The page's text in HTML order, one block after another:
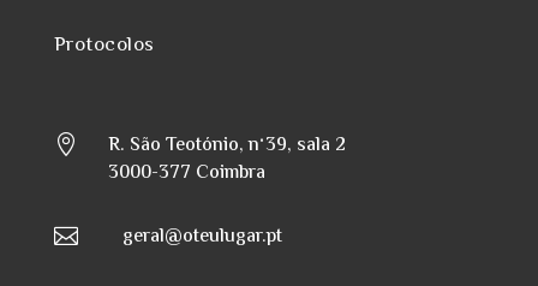
Protocolos

R. São Teotónio, nº39, sala 2
3000-377 Coimbra
 geral@oteulugar.pt